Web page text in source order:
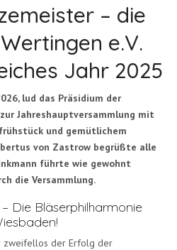
– die
e.V.
Jahr 2025
lud das Präsidium der
Jahreshauptversammlung mit
und gemütlichem
von Zastrow begrüßte alle
führte wie gewohnt
die Versammlung.
Die Bläserphilharmonie
zweifellos der Erfolg der